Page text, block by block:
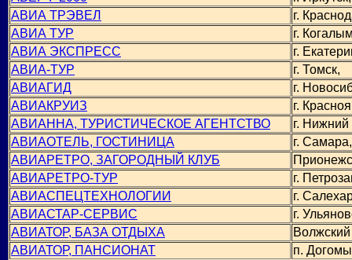
АВИА ТРЭВЕЛ
г.
АВИА ТУР
г.
АВИА ЭКСПРЕСС
г.
АВИА-ТУР
г. Томск,
АВИАГИД
г.
АВИАКРУИЗ
г.
АВИАННА, ТУРИСТИЧЕСКОЕ АГЕНТСТВО
г.
АВИАОТЕЛЬ, ГОСТИНИЦА
г. Самара,
АВИАРЕТРО, ЗАГОРОДНЫЙ КЛУБ
АВИАРЕТРО-ТУР
г.
АВИАСПЕЦТЕХНОЛОГИИ
г.
АВИАСТАР-СЕРВИС
г.
АВИАТОР, БАЗА ОТДЫХА
АВИАТОР, ПАНСИОНАТ
п.